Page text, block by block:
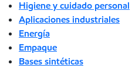
Higiene y cuidado personal
Aplicaciones industriales
Energía
Empaque
Bases sintéticas